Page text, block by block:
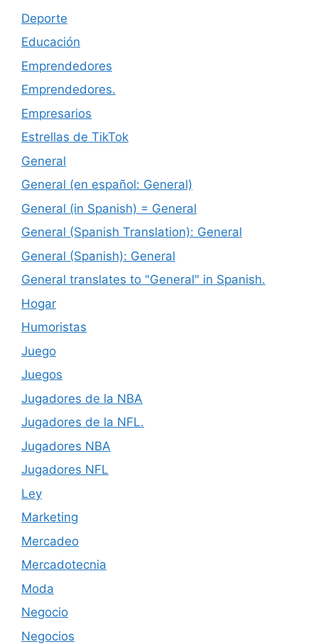
Deporte
Educación
Emprendedores
Emprendedores.
Empresarios
Estrellas de TikTok
General
General (en español: General)
General (in Spanish) = General
General (Spanish Translation): General
General (Spanish): General
General translates to "General" in Spanish.
Hogar
Humoristas
Juego
Juegos
Jugadores de la NBA
Jugadores de la NFL.
Jugadores NBA
Jugadores NFL
Ley
Marketing
Mercadeo
Mercadotecnia
Moda
Negocio
Negocios